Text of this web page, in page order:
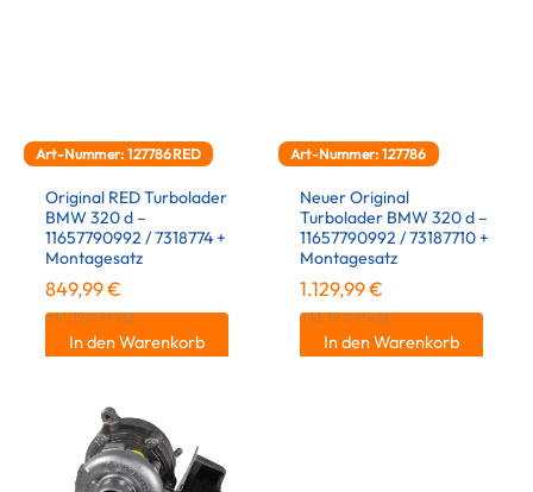
Art-Nummer: 127786RED
Original RED Turbolader
BMW 320 d –
11657790992 / 7318774 +
Montagesatz
849,99€
inkl. 19 % MwSt.
In den Warenkorb
Art-Nummer: 127786
Neuer Original
Turbolader BMW 320 d –
11657790992 / 73187710 +
Montagesatz
1.129,99€
inkl. 19 % MwSt.
In den Warenkorb